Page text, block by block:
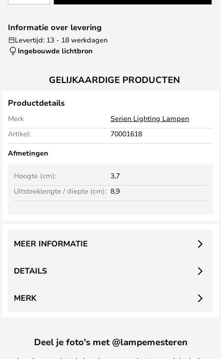
Informatie over levering
Levertijd: 13 - 18 werkdagen
Ingebouwde lichtbron
GELIJKAARDIGE PRODUCTEN
Productdetails
Merk
Serien Lighting Lampen
Artikel:
70001618
Afmetingen
Hoogte (cm):
3,7
Uitsteeklengte / diepte (cm): 8,9
DETAILS
MEER INFORMATIE
MERK
Deel je foto's met @lampemesteren